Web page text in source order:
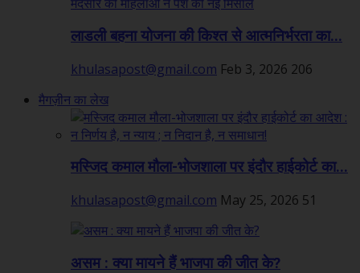
लाडली बहना योजना की किश्त से आत्मनिर्भरता का...
khulasapost@gmail.com Feb 3, 2026 206
मैगज़ीन का लेख
मस्जिद कमाल मौला-भोजशाला पर इंदौर हाईकोर्ट का...
khulasapost@gmail.com May 25, 2026 51
असम : क्या मायने हैं भाजपा की जीत के?